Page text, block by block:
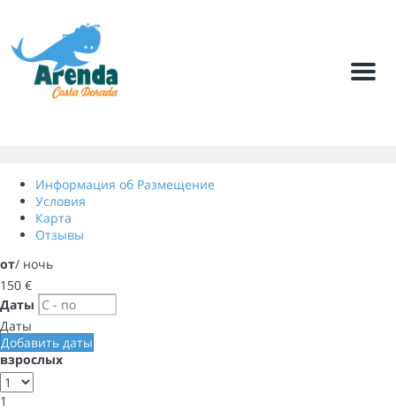
Информация об Размещение
Условия
Карта
Отзывы
от/ ночь
150 €
Даты
Даты
Добавить даты
взрослых
1